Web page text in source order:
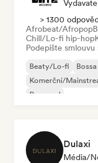
> 1300
Afrobeat/Afropop
Chill/Lo-fi hip-hop
Podepište
Beaty/Lo-fi
Komerční/
Pop-soul
Dulaxi
Média/